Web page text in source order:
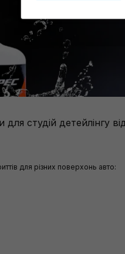
студій детейлінгу
для різних поверхонь авто: